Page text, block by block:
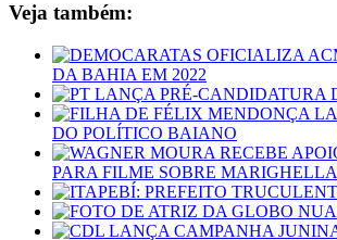
Veja também:
DA BAHIA EM 2022
DO POLÍTICO BAIANO
PARA FILME SOBRE MARIGHELLA